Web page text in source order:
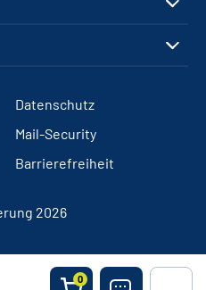
0
Datenschutz
Mail-Security
Barrierefreiheit
2026